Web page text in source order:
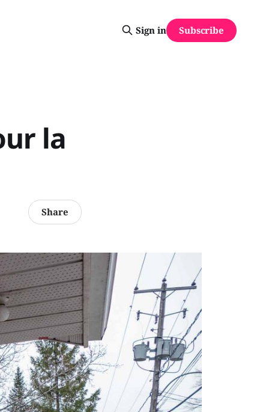
Sign in Subscribe
la
Share